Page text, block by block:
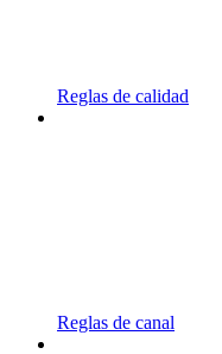
Reglas de calidad
Reglas de canal